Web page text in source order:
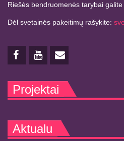
Riešės bendruomenės tarybai galite
Dėl svetainės pakeitimų rašykite:
Projektai
Aktualu